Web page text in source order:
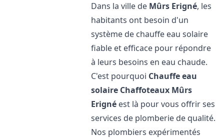
Dans la ville de Mûrs Erigné, les
habitants ont besoin d'un
système de chauffe eau solaire
fiable et efficace pour répondre
à leurs besoins en eau chaude.
C'est pourquoi Chauffe eau
solaire Chaffoteaux Mûrs
Erigné est là pour vous offrir ses
services de plomberie de qualité.
Nos plombiers expérimentés